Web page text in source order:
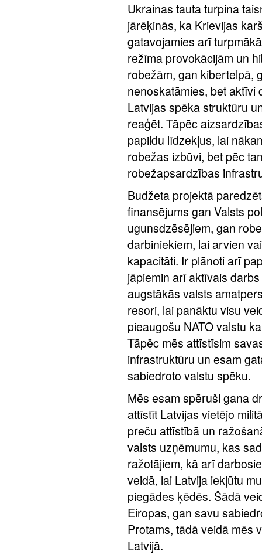
Ukrainas tauta turpina
jārēķinās, ka Krievijas
gatavojamies arī
režīma provokācijām un
robežām, gan kibertelpā,
nenoskatāmies, bet
Latvijas spēka struktūru
reaģēt. Tāpēc
papildu līdzekļus, lai
robežas izbūvi, bet pēc
robežapsardzības
Budžeta projektā
finansējums gan Valsts
ugunsdzēsējiem, gan
darbiniekiem, lai arvien
kapacitāti. Ir plānoti arī
jāpiemin arī aktīvais
augstākās valsts
resori, lai panāktu visu
pieaugošu NATO valstu
Tāpēc mēs attīstīsim
infrastruktūru un esam
sabiedroto valstu spēku.
Mēs esam spēruši gana
attīstīt Latvijas vietējo
preču attīstībā un
valsts uzņēmumu, kas
ražotājiem, kā arī
veidā, lai Latvija iekļūtu
piegādes ķēdēs. Šādā
Eiropas, gan savu
Protams, tādā veidā mēs
Latvijā.